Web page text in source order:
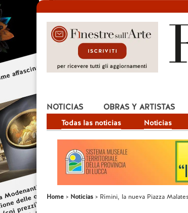
NOTICIAS
Todas las noticias Noticias
OBRAS Y ARTISTAS
Home Noticias Rímini, la nueva Piazza